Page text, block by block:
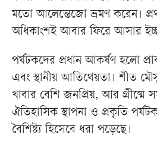
মতো আলেন্তেজো ভ্রমণ করেন।
অধিকাংশই আবার ফিরে আসার
পর্যটকদের প্রধান আকর্ষণ হলো
এবং স্থানীয় আতিথেয়তা। শীত
খাবার বেশি জনপ্রিয়, আর গ্রীষ্মে
ঐতিহাসিক স্থাপনা ও প্রকৃতি
বৈশিষ্ট্য হিসেবে ধরা পড়েছে।